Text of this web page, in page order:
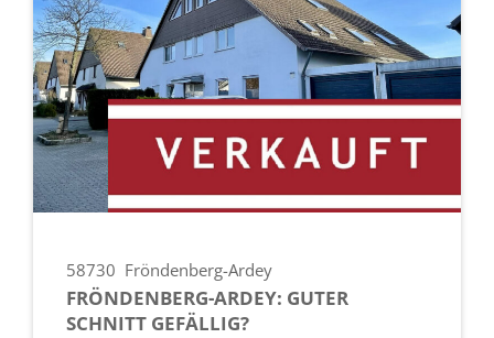
58730 Fröndenberg-Ardey
FRÖNDENBERG-ARDEY: GUTER
SCHNITT GEFÄLLIG?